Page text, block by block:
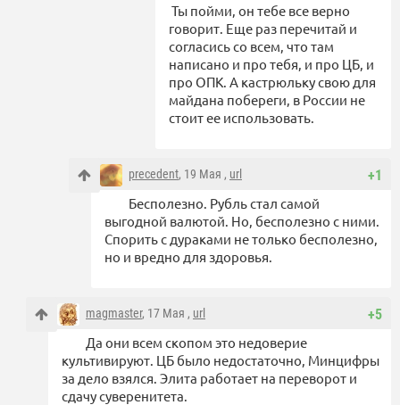
Ты пойми, он тебе все верно
говорит. Еще раз перечитай и
согласись со всем, что там
написано и про тебя, и про ЦБ, и
про ОПК. А кастрюльку свою для
майдана побереги, в России не
стоит ее использовать.
+1
precedent, 19 Мая , url
Бесполезно. Рубль стал самой
выгодной валютой. Но, бесполезно с ними.
Спорить с дураками не только бесполезно,
но и вредно для здоровья.
+5
magmaster, 17 Мая , url
Да они всем скопом это недоверие
культивируют. ЦБ было недостаточно, Минцифры
за дело взялся. Элита работает на переворот и
сдачу суверенитета.